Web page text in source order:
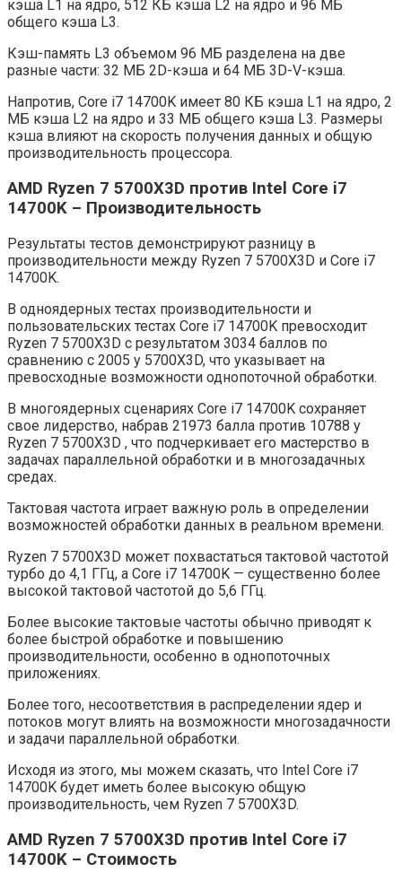
кэша L1 на ядро, 512 КБ кэша L2 на ядро ​​и 96 МБ
общего кэша L3.
Кэш-память L3 объемом 96 МБ разделена на две
разные части: 32 МБ 2D-кэша и 64 МБ 3D-V-кэша.
Напротив, Core i7 14700K имеет 80 КБ кэша L1 на ядро, 2
МБ кэша L2 на ядро ​​и 33 МБ общего кэша L3. Размеры
кэша влияют на скорость получения данных и общую
производительность процессора.
AMD Ryzen 7 5700X3D против Intel Core i7
14700K – Производительность
Результаты тестов демонстрируют разницу в
производительности между Ryzen 7 5700X3D и Core i7
14700K.
В одноядерных тестах производительности и
пользовательских тестах Core i7 14700K превосходит
Ryzen 7 5700X3D с результатом 3034 баллов по
сравнению с 2005 у 5700X3D, что указывает на
превосходные возможности однопоточной обработки.
В многоядерных сценариях Core i7 14700K сохраняет
свое лидерство, набрав 21973 балла против 10788 у
Ryzen 7 5700X3D , что подчеркивает его мастерство в
задачах параллельной обработки и в многозадачных
средах.
Тактовая частота играет важную роль в определении
возможностей обработки данных в реальном времени.
Ryzen 7 5700X3D может похвастаться тактовой частотой
турбо до 4,1 ГГц, а Core i7 14700K — существенно более
высокой тактовой частотой до 5,6 ГГц.
Более высокие тактовые частоты обычно приводят к
более быстрой обработке и повышению
производительности, особенно в однопоточных
приложениях.
Более того, несоответствия в распределении ядер и
потоков могут влиять на возможности многозадачности
и задачи параллельной обработки.
Исходя из этого, мы можем сказать, что Intel Core i7
14700K будет иметь более высокую общую
производительность, чем Ryzen 7 5700X3D.
AMD Ryzen 7 5700X3D против Intel Core i7
14700K – Стоимость